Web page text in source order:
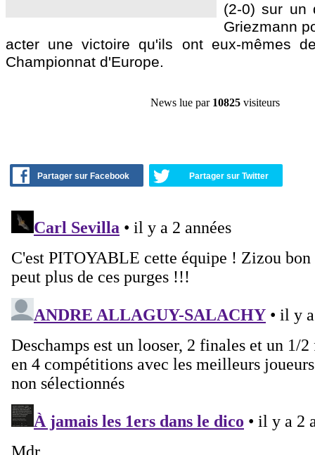
(2-0) sur un
Griezmann
acter une victoire qu'ils ont eux-mêmes
Championnat d'Europe.
News lue par 10825 visiteurs
Partager sur Facebook Partager sur Twitter